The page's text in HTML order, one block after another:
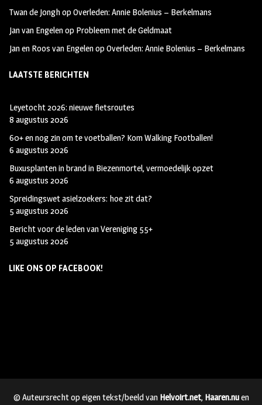
Twan de JonghopOverleden: Annie Bolenius – Berkelmans
Jan van Engelenop Probleem met de Geldmaat
Jan en Roos van EngelenopOverleden: Annie Bolenius – Berkelmans
LAATSTE BERICHTEN
Leyetocht 2026: nieuwe fietsroutes
8 augustus 2026
60+ en nog zin om te voetballen? Kom Walking Footballen!
6 augustus 2026
Buxusplanten in brand in Biezenmortel, vermoedelijk opzet
6 augustus 2026
Spreidingswet asielzoekers: hoe zit dat?
5 augustus 2026
Bericht voor de leden van Vereniging 55+
5 augustus 2026
LIKE ONS OP FACEBOOK!
© Auteursrecht op eigen tekst/beeld van Helvoirt.net, Haaren.nuen